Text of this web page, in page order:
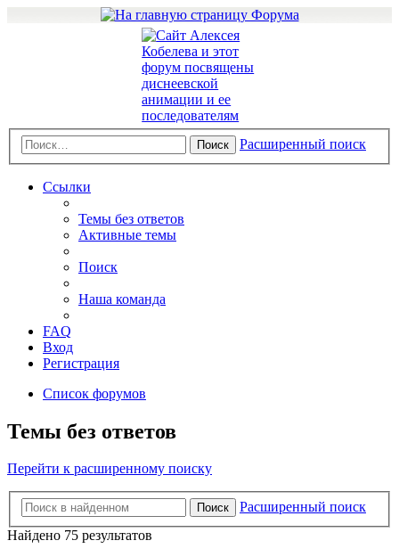
Поиск Расширенный поиск
Ссылки
Темы без ответов
Активные темы
Поиск
Наша команда
FAQ
Вход
Регистрация
Список форумов
Темы без ответов
Перейти к расширенному поиску
Поиск
Расширенный поиск
Найдено 75 результатов